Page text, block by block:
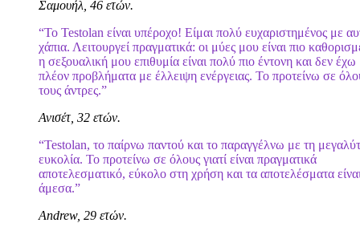
Σαμουήλ, 46 ετών.
“Το Testolan είναι υπέροχο! Είμαι πολύ ευχαριστημένος με
χάπια. Λειτουργεί πραγματικά: οι μύες μου είναι πιο
η σεξουαλική μου επιθυμία είναι πολύ πιο έντονη και δεν έχω
πλέον προβλήματα με έλλειψη ενέργειας. Το προτείνω σε
τους άντρες.”
Ανισέτ, 32 ετών.
“Testolan, το παίρνω παντού και το παραγγέλνω με τη
ευκολία. Το προτείνω σε όλους γιατί είναι πραγματικά
αποτελεσματικό, εύκολο στη χρήση και τα αποτελέσματα
άμεσα.”
Andrew, 29 ετών.